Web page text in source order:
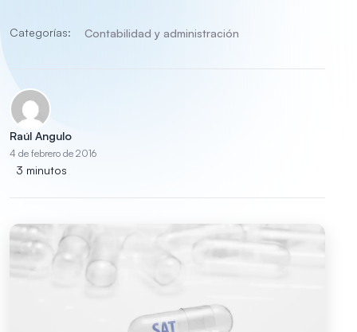
Categorías: Contabilidad y administración
Raúl Angulo
4 de febrero de 2016
3 minutos